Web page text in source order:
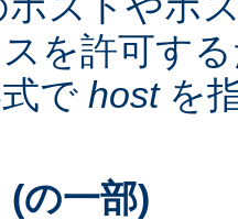
を許可す
で hostを
(の一部)